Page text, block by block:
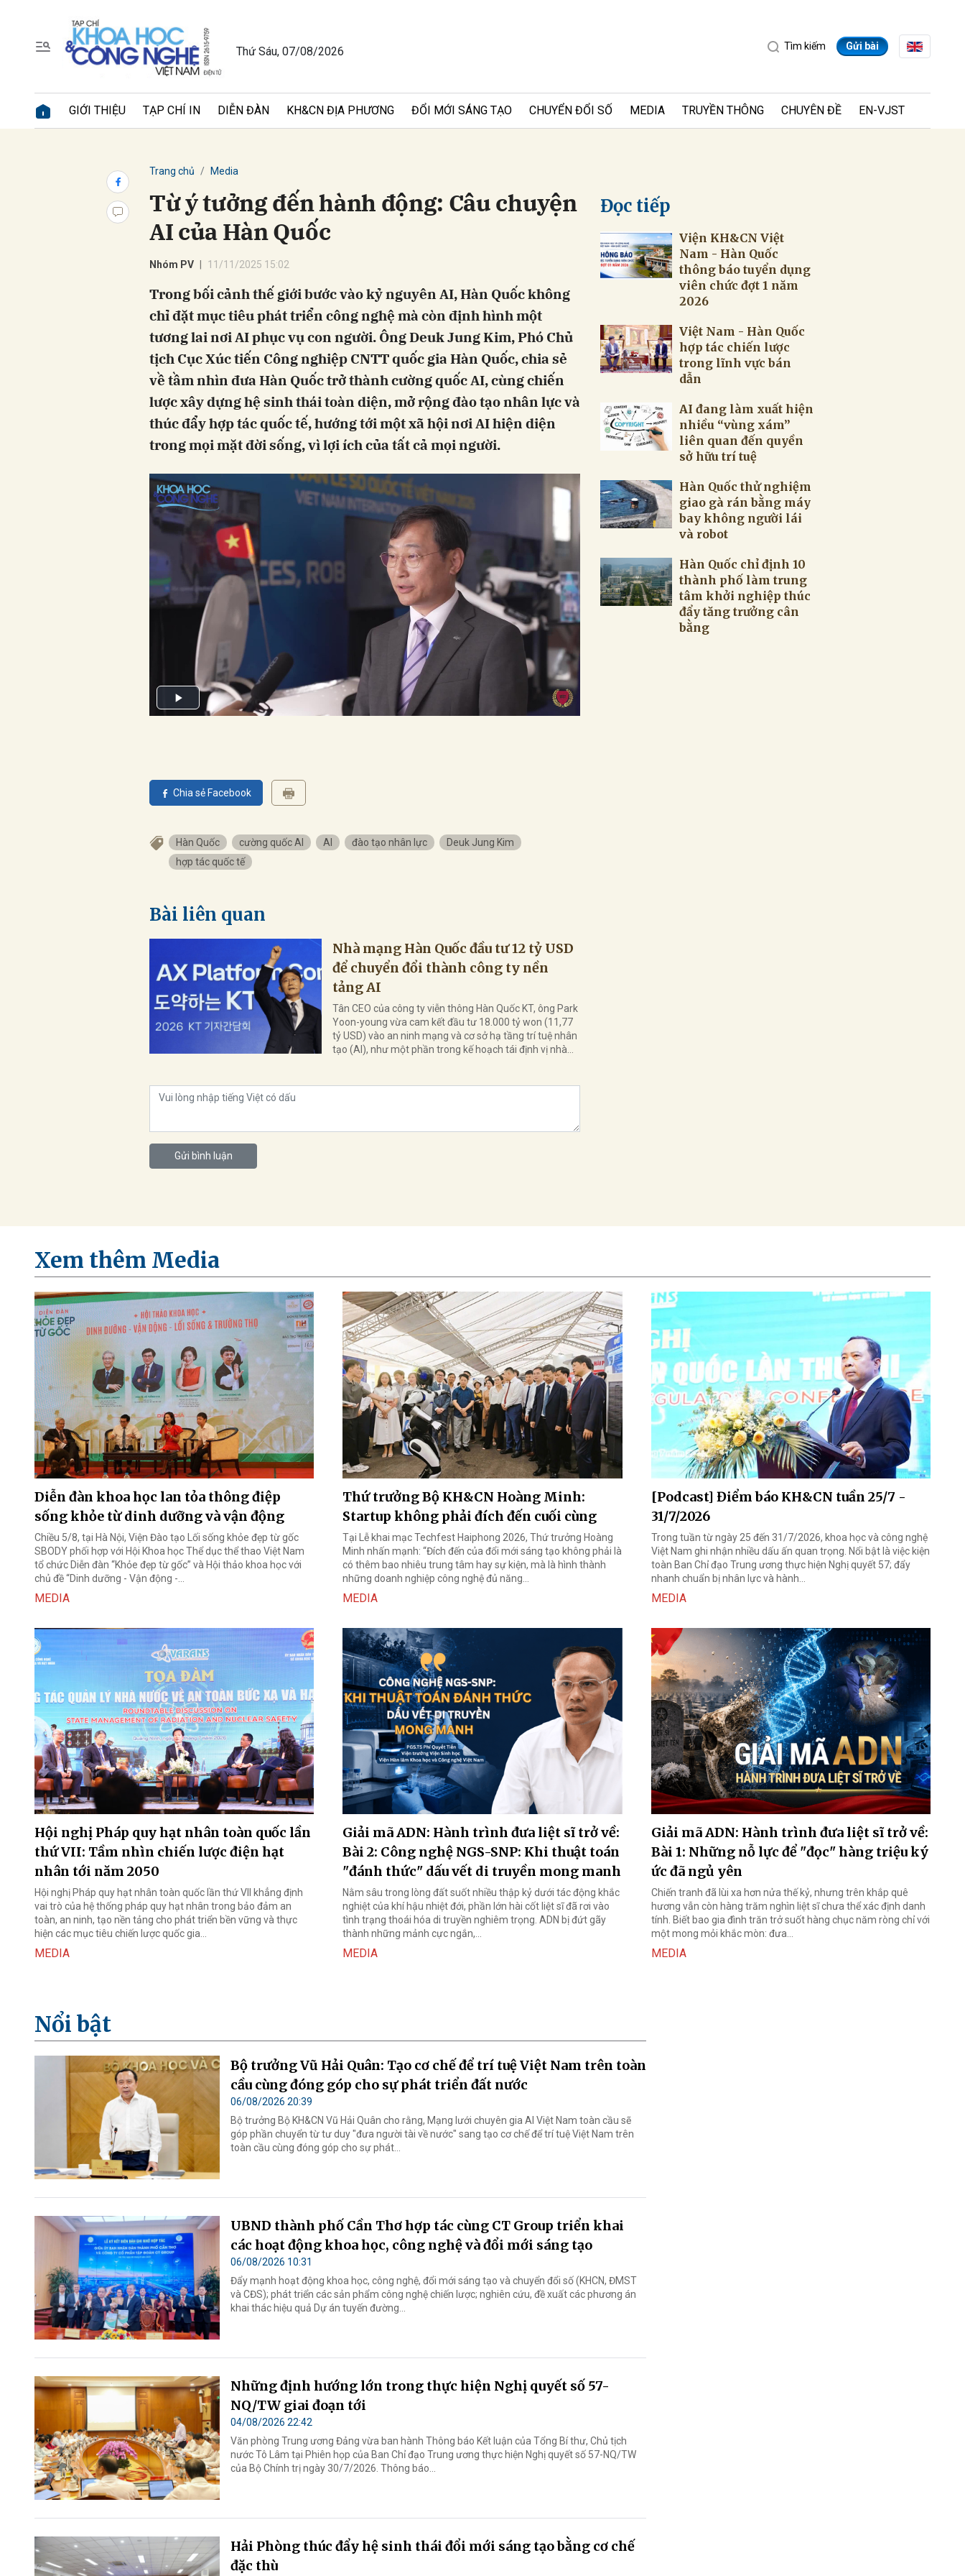
Thứ Sáu, 07/08/2026 Tìm kiếm Gửi bài
GIỚI THIỆU TẠP CHÍ IN DIỄN ĐÀN KH&CN ĐỊA PHƯƠNG ĐỔI MỚI SÁNG TẠO CHUYỂN ĐỔI SỐ MEDIA TRUYỀN THÔNG CHUYÊN ĐỀ EN-VJST
Trang chủ Media
Từ ý tưởng đến hành động: Câu chuyện
AI của Hàn Quốc
Nhóm PV 11/11/2025 15:02
Trong bối cảnh thế giới bước vào kỷ nguyên AI, Hàn Quốc không
chỉ đặt mục tiêu phát triển công nghệ mà còn định hình một
tương lai nơi AI phục vụ con người. Ông Deuk Jung Kim, Phó Chủ
tịch Cục Xúc tiến Công nghiệp CNTT quốc gia Hàn Quốc, chia sẻ
về tầm nhìn đưa Hàn Quốc trở thành cường quốc AI, cùng chiến
lược xây dựng hệ sinh thái toàn diện, mở rộng đào tạo nhân lực và
thúc đẩy hợp tác quốc tế, hướng tới một xã hội nơi AI hiện diện
trong mọi mặt đời sống, vì lợi ích của tất cả mọi người.
Chia sẻ Facebook
Hàn Quốc cường quốc AI AI đào tạo nhân lực
Deuk Jung Kim
hợp tác quốc tế
Bài liên quan
Nhà mạng Hàn Quốc đầu tư 12 tỷ USD
để chuyển đổi thành công ty nền
tảng AI
Tân CEO của công ty viễn thông Hàn Quốc KT, ông Park
Yoon-young vừa cam kết đầu tư 18.000 tỷ won (11,77
tỷ USD) vào an ninh mạng và cơ sở hạ tầng trí tuệ nhân
tạo (AI), như một phần trong kế hoạch tái định vị nhà...
Gửi bình luận
Đọc tiếp
Viện KH&CN Việt
Nam - Hàn Quốc
thông báo tuyển dụng
viên chức đợt 1 năm
2026
Việt Nam - Hàn Quốc
hợp tác chiến lược
trong lĩnh vực bán
dẫn
AI đang làm xuất hiện
nhiều “vùng xám”
liên quan đến quyền
sở hữu trí tuệ
Hàn Quốc thử nghiệm
giao gà rán bằng máy
bay không người lái
và robot
Hàn Quốc chỉ định 10
thành phố làm trung
tâm khởi nghiệp thúc
đẩy tăng trưởng cân
bằng
Xem thêm Media
Diễn đàn khoa học lan tỏa thông điệp
sống khỏe từ dinh dưỡng và vận động
Chiều 5/8, tại Hà Nội, Viện Đào tạo Lối sống khỏe đẹp từ gốc
SBODY phối hợp với Hội Khoa học Thể dục thể thao Việt Nam
tổ chức Diễn đàn “Khỏe đẹp từ gốc” và Hội thảo khoa học với
chủ đề “Dinh dưỡng - Vận động -...
MEDIA
Thứ trưởng Bộ KH&CN Hoàng Minh:
Startup không phải đích đến cuối cùng
Tại Lễ khai mạc Techfest Haiphong 2026, Thứ trưởng Hoàng
Minh nhấn mạnh: “Đích đến của đổi mới sáng tạo không phải là
có thêm bao nhiêu trung tâm hay sự kiện, mà là hình thành
những doanh nghiệp công nghệ đủ năng...
MEDIA
[Podcast] Điểm báo KH&CN tuần 25/7 -
31/7/2026
Trong tuần từ ngày 25 đến 31/7/2026, khoa học và công nghệ
Việt Nam ghi nhận nhiều dấu ấn quan trọng. Nổi bật là việc kiện
toàn Ban Chỉ đạo Trung ương thực hiện Nghị quyết 57; đẩy
nhanh chuẩn bị nhân lực và hành...
MEDIA
Hội nghị Pháp quy hạt nhân toàn quốc lần
thứ VII: Tầm nhìn chiến lược điện hạt
nhân tới năm 2050
Hội nghị Pháp quy hạt nhân toàn quốc lần thứ VII khẳng định
vai trò của hệ thống pháp quy hạt nhân trong bảo đảm an
toàn, an ninh, tạo nền tảng cho phát triển bền vững và thực
hiện các mục tiêu chiến lược quốc gia...
MEDIA
Giải mã ADN: Hành trình đưa liệt sĩ trở về:
Bài 2: Công nghệ NGS-SNP: Khi thuật toán
"đánh thức" dấu vết di truyền mong manh
Nằm sâu trong lòng đất suốt nhiều thập kỷ dưới tác động khắc
nghiệt của khí hậu nhiệt đới, phần lớn hài cốt liệt sĩ đã rơi vào
tình trạng thoái hóa di truyền nghiêm trọng. ADN bị đứt gãy
thành những mảnh cực ngắn,...
MEDIA
Giải mã ADN: Hành trình đưa liệt sĩ trở về:
Bài 1: Những nỗ lực để "đọc" hàng triệu ký
ức đã ngủ yên
Chiến tranh đã lùi xa hơn nửa thế kỷ, nhưng trên khắp quê
hương vẫn còn hàng trăm nghìn liệt sĩ chưa thể xác định danh
tính. Biết bao gia đình trăn trở suốt hàng chục năm ròng chỉ với
một mong mỏi khắc mòn: đưa...
MEDIA
Nổi bật
Bộ trưởng Vũ Hải Quân: Tạo cơ chế để trí tuệ Việt Nam trên toàn
cầu cùng đóng góp cho sự phát triển đất nước
06/08/2026 20:39
Bộ trưởng Bộ KH&CN Vũ Hải Quân cho rằng, Mạng lưới chuyên gia AI Việt Nam toàn cầu sẽ
góp phần chuyển từ tư duy "đưa người tài về nước" sang tạo cơ chế để trí tuệ Việt Nam trên
toàn cầu cùng đóng góp cho sự phát...
UBND thành phố Cần Thơ hợp tác cùng CT Group triển khai
các hoạt động khoa học, công nghệ và đổi mới sáng tạo
06/08/2026 10:31
Đẩy mạnh hoạt động khoa học, công nghệ, đổi mới sáng tạo và chuyển đổi số (KHCN, ĐMST
và CĐS); phát triển các sản phẩm công nghệ chiến lược; nghiên cứu, đề xuất các phương án
khai thác hiệu quả Dự án tuyến đường...
Những định hướng lớn trong thực hiện Nghị quyết số 57-
NQ/TW giai đoạn tới
04/08/2026 22:42
Văn phòng Trung ương Đảng vừa ban hành Thông báo Kết luận của Tổng Bí thư, Chủ tịch
nước Tô Lâm tại Phiên họp của Ban Chỉ đạo Trung ương thực hiện Nghị quyết số 57-NQ/TW
của Bộ Chính trị ngày 30/7/2026. Thông báo...
Hải Phòng thúc đẩy hệ sinh thái đổi mới sáng tạo bằng cơ chế
đặc thù
Gửi